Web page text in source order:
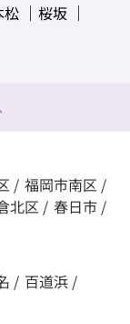
松
桜坂
/ 福岡市南区 /
北区 / 春日市 /
/ 百道浜 /